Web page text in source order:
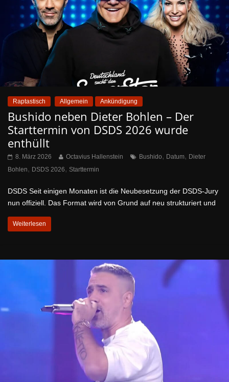
Raptastisch Allgemein Ankündigung
Bushido neben Dieter Bohlen – Der
Starttermin von DSDS 2026 wurde
enthüllt
8. März 2026 Octavius Hallenstein Bushido, Datum, Dieter
Bohlen, DSDS 2026, Starttermin
DSDS Seit einigen Monaten ist die Neubesetzung der DSDS-Jury
nun offiziell. Das Format wird von Grund auf neu strukturiert und
Weiterlesen